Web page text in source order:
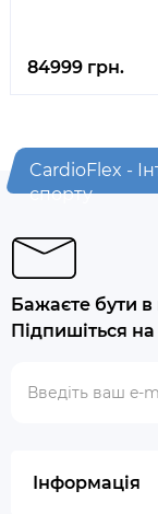
84999 грн.
CardioFlex -
спорту
Бажаєте бути в
Підпишіться
Інформація